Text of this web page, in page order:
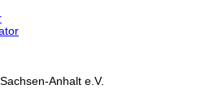
Anhalt e.V.